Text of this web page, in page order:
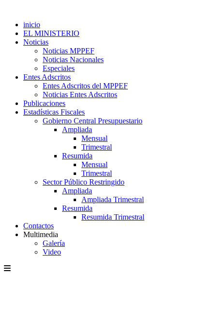
inicio
EL MINISTERIO
Noticias
Noticias MPPEF
Noticias Nacionales
Especiales
Entes Adscritos
Entes Adscritos del MPPEF
Noticias Entes Adscritos
Publicaciones
Estadísticas Fiscales
Gobierno Central Presupuestario
Ampliada
Mensual
Trimestral
Resumida
Mensual
Trimestral
Sector Público Restringido
Ampliada
Ampliada Trimestral
Resumida
Resumida Trimestral
Contactos
Multimedia
Galería
Video